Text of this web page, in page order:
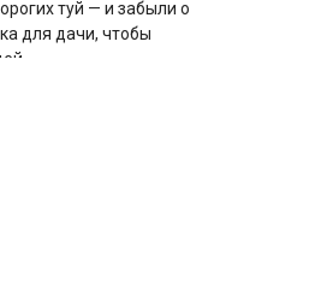
туй — и забыли о
для дачи, чтобы